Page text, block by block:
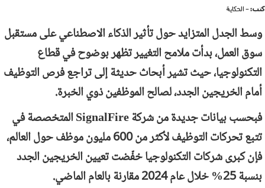
كتب:- الحكاية
وسط الجدل المتزايد حول تأثير الذكاء الاصطناعي على مستقبل
سوق العمل، بدأت ملامح التغيير تظهر بوضوح في قطاع
التكنولوجيا، حيث تشير أبحاث حديثة إلى تراجع فرص التوظيف
أمام الخريجين الجدد، لصالح الموظفين ذوي الخبرة.
فبحسب بيانات جديدة من شركةSignalFireالمتخصصة في
تتبع تحركات التوظيف لأكثر من 600 مليون موظف حول العالم،
فإن كبرى شركات التكنولوجيا خفّضت تعيين الخريجين الجدد
بنسبة 25% خلال عام 2024 مقارنة بالعام الماضي.